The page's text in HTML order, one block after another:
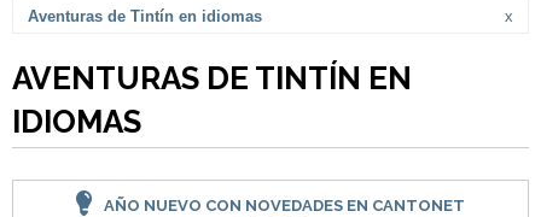
Aventuras de Tintín en idiomas x
AVENTURAS DE TINTÍN EN
IDIOMAS
AÑO NUEVO CON NOVEDADES EN CANTONET